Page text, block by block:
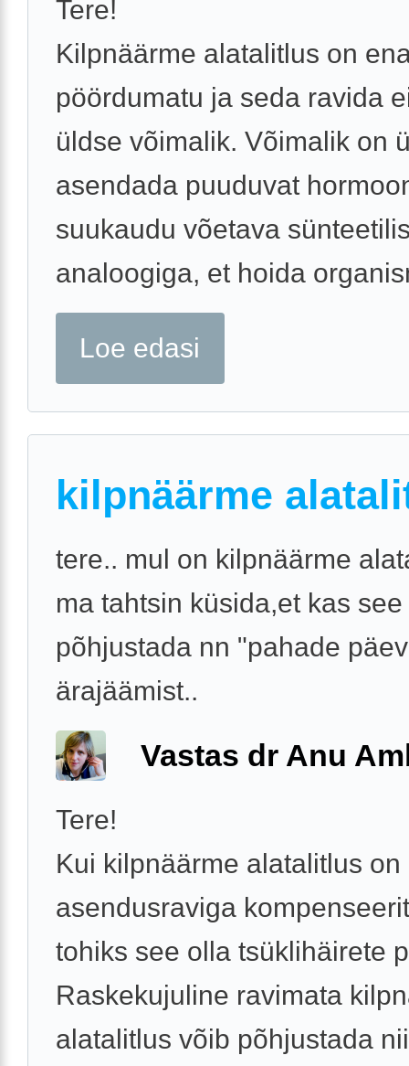
Tere!
Kilpnäärme alatalitlus on
pöördumatu ja seda ravida
üldse võimalik. Võimalik on
asendada puuduvat
suukaudu võetava
analoogiga, et hoida
Loe edasi
kilpnäärme
tere.. mul on kilpnäärme
ma tahtsin küsida,et kas
põhjustada nn "pahade
ärajäämist..
Vastas dr Anu
Tere!
Kui kilpnäärme alatalitlus on
asendusraviga
tohiks see olla tsüklihäirete
Raskekujuline ravimata
alatalitlus võib põhjustada